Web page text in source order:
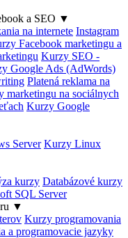
a SEO ▼
na internete Instagram
Facebook marketingu a
Kurzy SEO -
Google Ads (AdWords)
Platená reklama na
marketingu na sociálnych
Kurzy Google
Server Kurzy Linux
kurzy Databázové kurzy
SQL Server
▼
Kurzy programovania
a programovacie jazyky